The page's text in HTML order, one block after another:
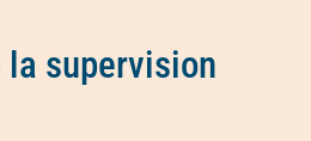
la supervision